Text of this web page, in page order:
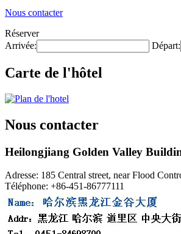
Nous contacter
Réserver
Arrivée:
Départ:
Carte de l'hôtel
Nous contacter
Heilongjiang Golden Valley
Adresse: 185 Central street, near Flood
Téléphone: +86-451-86777111